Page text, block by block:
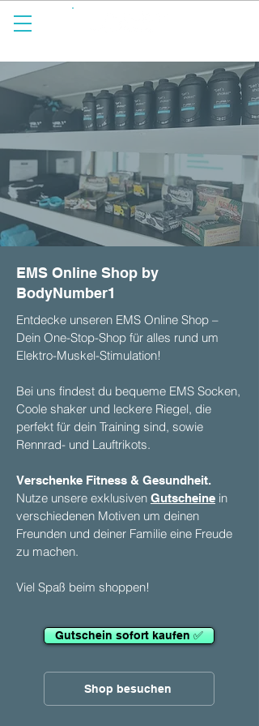
EMS Online Shop by
BodyNumber1
Entdecke unseren EMS Online Shop –
Dein One-Stop-Shop für alles rund um
Elektro-Muskel-Stimulation!
Bei uns findest du bequeme EMS Socken,
Coole shaker und leckere Riegel, die
perfekt für dein Training sind, sowie
Rennrad- und Lauftrikots.
Verschenke Fitness & Gesundheit.
Nutze unsere exklusiven Gutscheine in
verschiedenen Motiven um deinen
Freunden und deiner Familie eine Freude
zu machen.
Viel Spaß beim shoppen!
Gutschein sofort kaufen ✅
Shop besuchen